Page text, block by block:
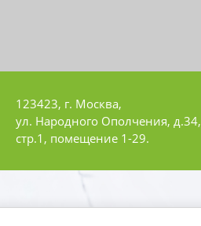
123423, г. Москва,
ул. Народного Ополчения, д.34,
стр.1, помещение 1-29.